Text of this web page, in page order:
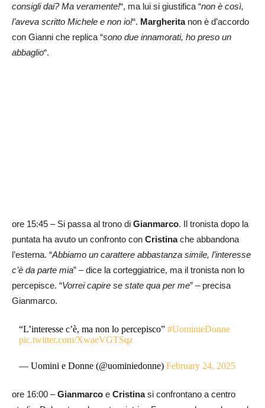
consigli dai? Ma veramente!“, ma lui si giustifica “non è così,
l’aveva scritto Michele e non io!“. Margheritanon è d’accordo
con Gianni che replica “sono due innamorati, ho preso un
abbaglio“.
ore 15:45 – Si passa al trono di Gianmarco. Il tronista dopo la
puntata ha avuto un confronto con Cristinache abbandona
l’esterna. “Abbiamo un carattere abbastanza simile, l’interesse
c’è da parte mia” – dice la corteggiatrice, ma il tronista non lo
percepisce. “Vorrei capire se state qua per me” – precisa
Gianmarco.
“L’interesse c’è, ma non lo percepisco”#UominieDonne
pic.twitter.com/XwaeVGTSqz
— Uomini e Donne (@uominiedonne)February 24, 2025
ore 16:00 –Gianmarco e Cristinasi confrontano a centro